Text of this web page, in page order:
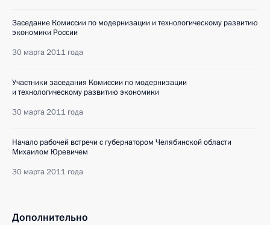
Заседание Комиссии по модернизации и технологическому развитию
экономики России
30 марта 2011 года
Участники заседания Комиссии по модернизации
и технологическому развитию экономики
30 марта 2011 года
Начало рабочей встречи с губернатором Челябинской области
Михаилом Юревичем
30 марта 2011 года
Дополнительно